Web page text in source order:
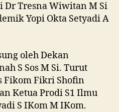
Dr Tresna Wiwitan M Si
Yopi Okta Setyadi A
oleh Dekan
S Sos M Si. Turut
Fikom Fikri Shofin
Ketua Prodi S1 Ilmu
S IKom M IKom.